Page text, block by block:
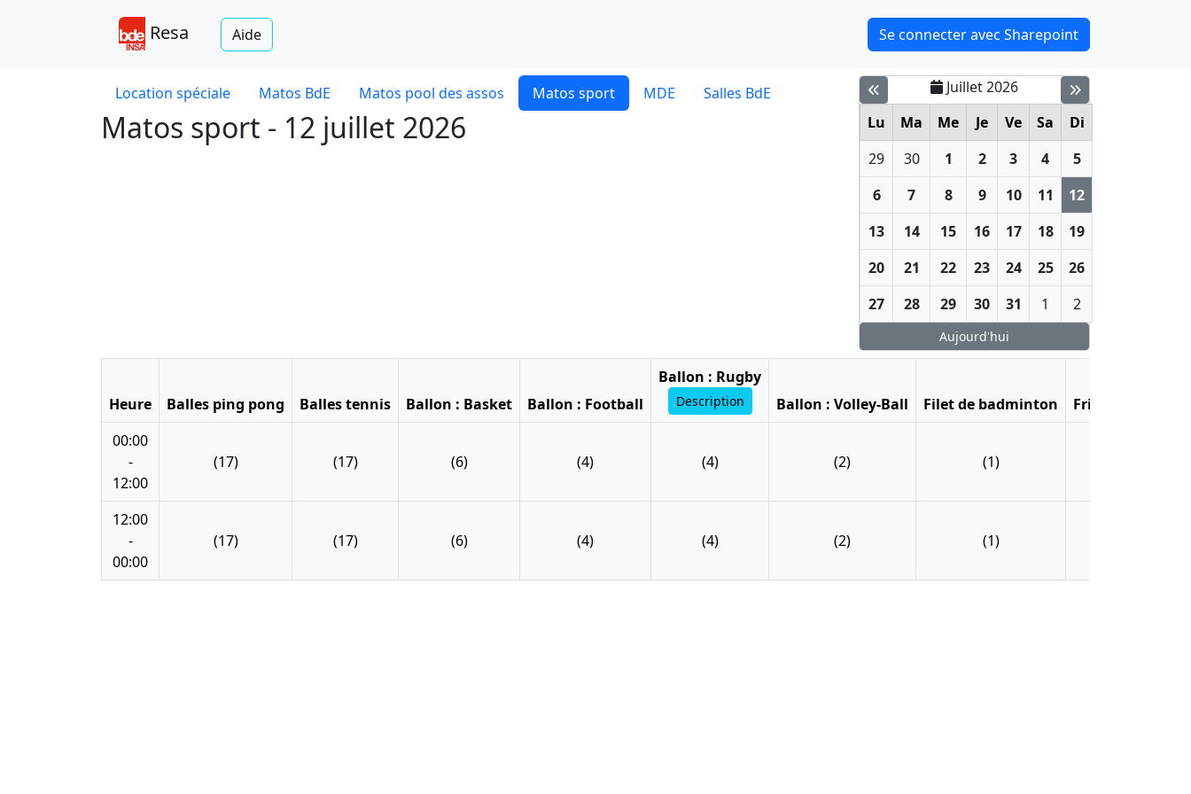
Resa Aide Se connecter avec Sharepoint
Location spéciale Matos BdE Matos pool des assos Matos sport MDE Salles BdE
Matos sport - 12 juillet 2026
Juillet 2026
Lu
Ma Me Je Ve Sa
Di
29
30 1 2 3 4
5
6
7 8 9 10 11
12
13
14 15 16 17 18
19
20
21 22 23 24 25
26
27
28 29 30 31 1 2
Aujourd'hui
Heure Balles ping pong Balles tennis Ballon : Basket Ballon : Football
Ballon : Rugby
Description Ballon : Volley-Ball Filet de badminton Frisbee
00:00
-
12:00
(17) (17) (6) (4) (4) (2) (1)
12:00
-
00:00
(17) (17) (6) (4) (4) (2) (1)